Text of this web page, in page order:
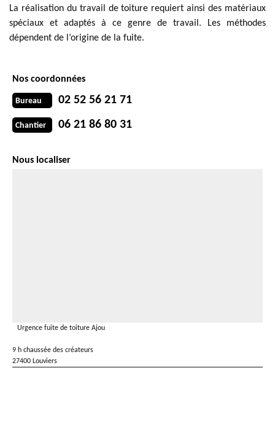
La réalisation du travail de toiture requiert ainsi des matériaux
spéciaux et adaptés à ce genre de travail. Les méthodes
dépendent de l’origine de la fuite.
Nos coordonnées
Bureau 02 52 56 21 71
Chantier 06 21 86 80 31
Nous localiser
Urgence fuite de toiture Ajou
9 h chaussée des créateurs
27400 Louviers